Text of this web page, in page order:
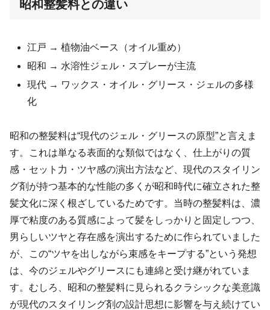
昭和整髪料との違い
江戸 → 植物油ベース（オイル重め）
昭和 → 水溶性ジェル・スプレーが主流
現代 → ワックス・オイル・グリース・ジェルの多様
化
昭和の整髪料は“現代のジェル・グリースの原型”と言えま
す。これは単なる表面的な類似ではなく、仕上がりの質
感・セット力・ツヤ感の演出方法など、現代のスタイリン
グ剤が持つ基本的な性能の多くが昭和時代に確立された整
髪文化に深く根ざしているためです。当時の整髪料は、濃
厚で粘度のある質感によって髪をしっかりと固定しつつ、
男らしいツヤと存在感を演出するために作られていました
が、この“ツヤを出しながら束感をキープする”という発想
は、今のジェルやグリースにも連綿と受け継がれていま
す。むしろ、昭和の整髪料に見られるクラシックな美意識
が現代のスタイリング剤の設計思想に影響を与え続けてい